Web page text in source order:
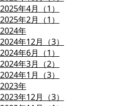
2025年4月（1）
2025年2月（1）
2024年
2024年12月（3）
2024年6月（1）
2024年3月（2）
2024年1月（3）
2023年
2023年12月（3）